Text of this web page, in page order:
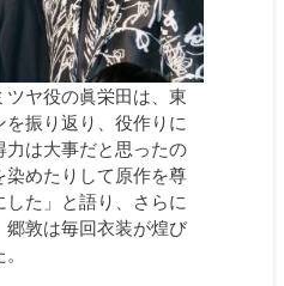
ヤ役の眞栄田は、東
振り返り、役作りに
は大事だと思ったの
めたりして原作を尊
た」と語り、さらに
敦は毎回衣装が煌び